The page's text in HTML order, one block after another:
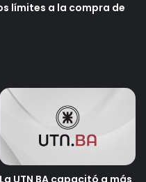
límites a la compra de
La UTN BA capacitó a más